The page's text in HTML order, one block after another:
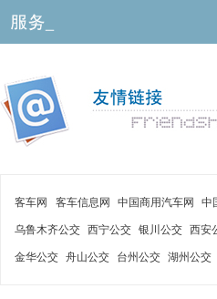
客车网 客车信息网 中国商用汽车网 中
乌鲁木齐公交 西宁公交 银川公交 西安
金华公交 舟山公交 台州公交 湖州公交